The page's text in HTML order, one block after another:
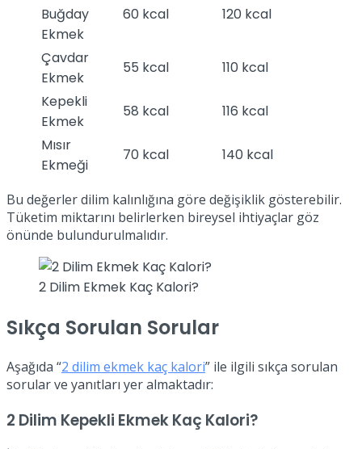
Buğday
Ekmek
60 kcal 120 kcal
Çavdar
Ekmek
55 kcal
110 kcal
Kepekli
Ekmek
58 kcal
116 kcal
Mısır
Ekmeği
70 kcal 140 kcal
Bu değerler dilim kalınlığına göre değişiklik gösterebilir.
Tüketim miktarını belirlerken bireysel ihtiyaçlar göz
önünde bulundurulmalıdır.
2 Dilim Ekmek Kaç Kalori?
Sıkça Sorulan Sorular
Aşağıda “2 dilim ekmek kaç kalori” ile ilgili sıkça sorulan
sorular ve yanıtları yer almaktadır:
2 Dilim Kepekli Ekmek Kaç Kalori?